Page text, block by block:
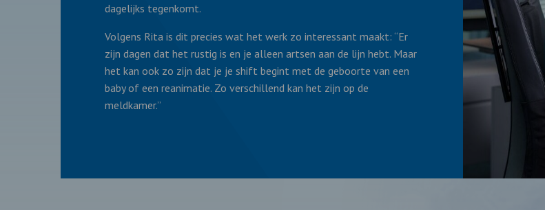
dagelijks tegenkomt.
Volgens Rita is dit precies wat het werk zo interessant maakt: “Er
zijn dagen dat het rustig is en je alleen artsen aan de lijn hebt. Maar
het kan ook zo zijn dat je je shift begint met de geboorte van een
baby of een reanimatie. Zo verschillend kan het zijn op de
meldkamer.”